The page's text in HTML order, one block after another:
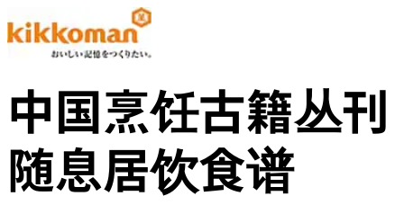
中国烹饪古籍丛刊
随息居饮食谱